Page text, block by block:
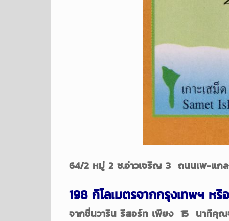
64/2 หมู่ 2 ซ.อ่าวเจริญ 3 ถนนเพ-แกล
198 กิโลเมตรจากกรุงเทพฯ หรื
จากชื่นวาริน รีสอร์ท เพียง 15 นาทีคุณ